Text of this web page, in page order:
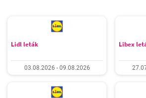
Lidl leták
03.08.2026 - 09.08.2026
Libex